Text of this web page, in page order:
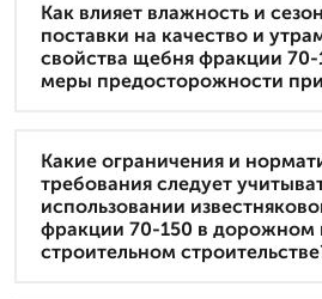
Как влияет влажность и
поставки на качество и
свойства щебня фракции 70-
меры предосторожности
Какие ограничения и
требования следует
использовании
фракции 70-150 в дорожном
строительном